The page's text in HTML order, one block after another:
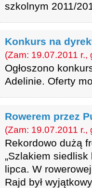
szkolnym 2011/
Konkurs na
(Zam: 19.07.2011 r.,
Ogłoszono
Adelinie. Oferty
Rowerem przez
(Zam: 19.07.2011 r.,
Rekordowo dużą
„Szlakiem siedlisk
lipca. W
Rajd był